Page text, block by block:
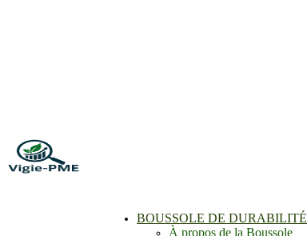
BOUSSOLE DE DURABILITÉ
À propos de la Boussole